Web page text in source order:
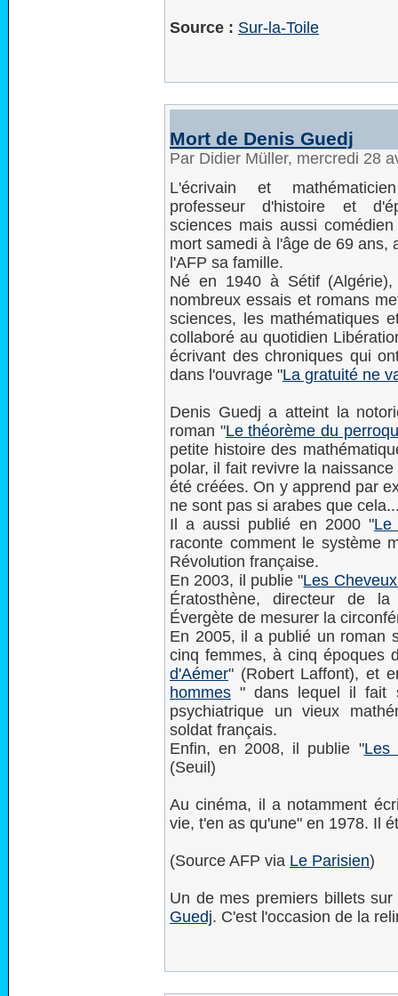
Source : Sur-la-Toile
Mort de Denis Guedj
Par Didier Müller, mercredi 28
L'écrivain et
professeur d'histoire et
sciences mais aussi
mort samedi à l'âge de 69 ans,
l'AFP sa famille.
Né en 1940 à Sétif
nombreux essais et romans
sciences, les mathématiques
collaboré au quotidien
écrivant des chroniques qui
dans l'ouvrage "La gratuité ne
Denis Guedj a atteint la
roman "Le théorème du
petite histoire des
polar, il fait revivre la
été créées. On y apprend par
ne sont pas si arabes que
Il a aussi publié en 2000 "Le
raconte comment le système
Révolution française.
En 2003, il publie "Les
Ératosthène, directeur de
Évergète de mesurer la
En 2005, il a publié un roman
cinq femmes, à cinq époques
d'Aémer" (Robert Laffont), et
hommes " dans lequel il fait
psychiatrique un vieux
soldat français.
Enfin, en 2008, il publie "Les
(Seuil)
Au cinéma, il a notamment
vie, t'en as qu'une" en 1978. Il
(Source AFP via Le Parisien)
Un de mes premiers billets
Guedj. C'est l'occasion de la